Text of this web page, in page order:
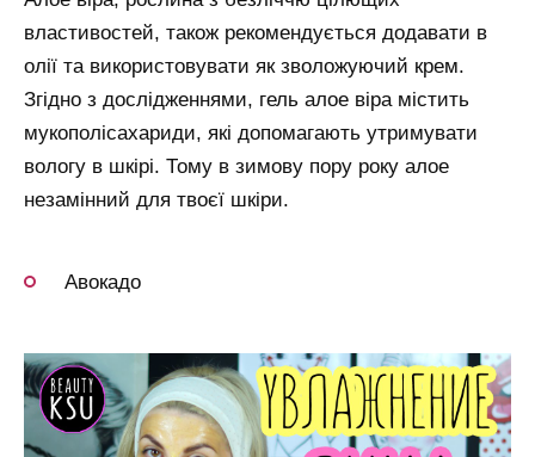
властивостей, також рекомендується додавати в
олії та використовувати як зволожуючий крем.
Згідно з дослідженнями, гель алое віра містить
мукополісахариди, які допомагають утримувати
вологу в шкірі. Тому в зимову пору року алое
незамінний для твоєї шкіри.
Авокадо